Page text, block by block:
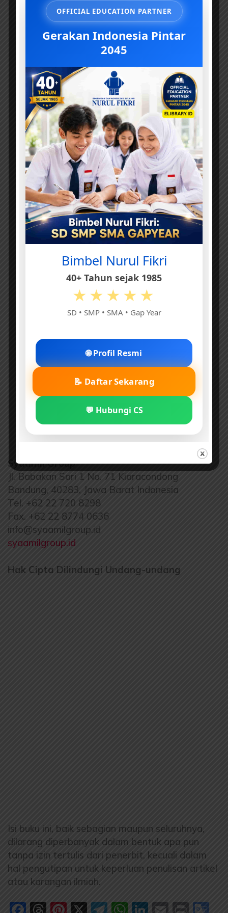
Syaamil Group
Jl. Babakan Sari 1 No. 71 Kiaracondong
Bandung, 40283, Jawa Barat Indonesia
Tel. +62 22 720 8298
Fax. +62 22 8774 0636
info@syaamilgroup.id
syaamilgroup.id
Hak Cipta Dilindungi Undang-undang
Isi buku ini, baik sebagian maupun seluruhnya,
dilarang diperbanyak dalam bentuk apa pun
tanpa izin tertulis dari penerbit, kecuali dalam
hal pengutipan untuk keperluan penulisan artikel
atau karangan ilmiah.
OFFICIAL EDUCATION PARTNER
Gerakan Indonesia Pintar
2045
Bimbel Nurul Fikri
40+ Tahun sejak 1985
★★★★★
SD • SMP • SMA • Gap Year
🌐 Profil Resmi
📝 Daftar Sekarang
💬 Hubungi CS